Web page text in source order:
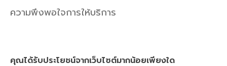
ความพึงพอใจการให้บริการ
คุณได้รับประโยชน์จากเว็บไซต์มากน้อยเพียงใด